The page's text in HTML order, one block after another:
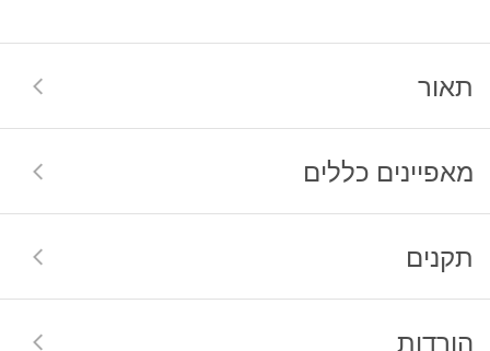
תאור
מאפיינים כללים
תקנים
הורדות